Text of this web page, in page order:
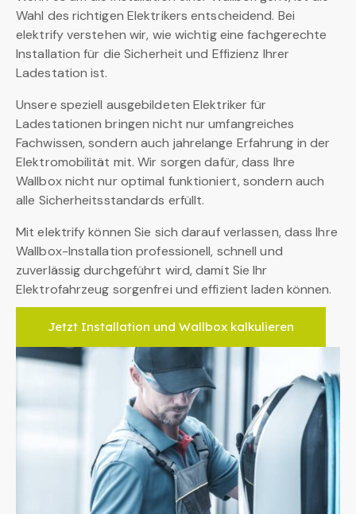
Wahl des richtigen Elektrikers entscheidend. Bei
elektrify verstehen wir, wie wichtig eine fachgerechte
Installation für die Sicherheit und Effizienz Ihrer
Ladestation ist.
Unsere speziell ausgebildeten Elektriker für
Ladestationen bringen nicht nur umfangreiches
Fachwissen, sondern auch jahrelange Erfahrung in der
Elektromobilität mit. Wir sorgen dafür, dass Ihre
Wallbox nicht nur optimal funktioniert, sondern auch
alle Sicherheitsstandards erfüllt.
Mit elektrify können Sie sich darauf verlassen, dass Ihre
Wallbox-Installation professionell, schnell und
zuverlässig durchgeführt wird, damit Sie Ihr
Elektrofahrzeug sorgenfrei und effizient laden können.
Jetzt Installation und Wallbox kalkulieren